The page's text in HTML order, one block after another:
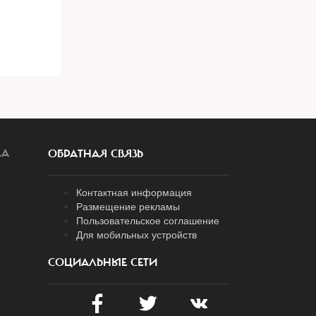
ОБРАТНАЯ СВЯЗЬ
Контактная информация
Размещение рекламы
Пользовательское соглашение
Для мобильных устройств
СОЦИАЛЬНЫЕ СЕТИ